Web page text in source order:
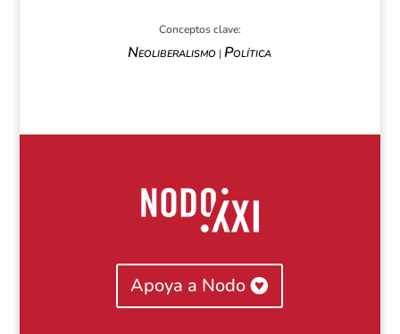
Conceptos clave:
Neoliberalismo |Política
Apoya a Nodo